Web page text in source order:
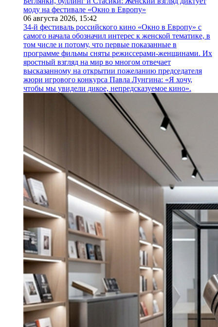
моду на фестивале «Окно в Европу»
06 августа 2026, 15:42
34-й фестиваль российского кино «Окно в Европу» с
самого начала обозначил интерес к женской тематике, в
том числе и потому, что первые показанные в
программе фильмы сняты режиссерами-женщинами. Их
яростный взгляд на мир во многом отвечает
высказанному на открытии пожеланию председателя
жюри игрового конкурса Павла Лунгина: «Я хочу,
чтобы мы увидели дикое, непредсказуемое кино».